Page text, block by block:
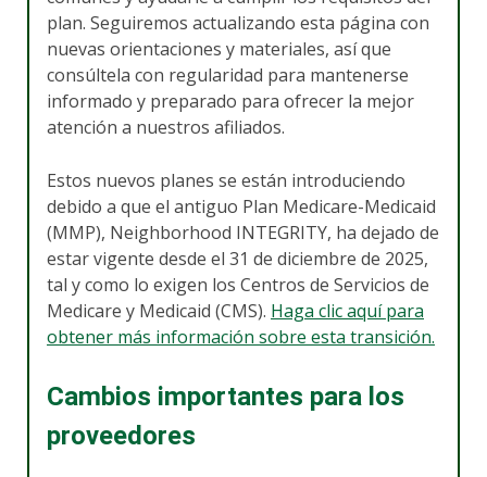
plan. Seguiremos actualizando esta página con
nuevas orientaciones y materiales, así que
consúltela con regularidad para mantenerse
informado y preparado para ofrecer la mejor
atención a nuestros afiliados.
Estos nuevos planes se están introduciendo
debido a que el antiguo Plan Medicare-Medicaid
(MMP), Neighborhood INTEGRITY, ha dejado de
estar vigente desde el 31 de diciembre de 2025,
tal y como lo exigen los Centros de Servicios de
Medicare y Medicaid (CMS). Haga clic aquí para
obtener más información sobre esta transición.
Cambios importantes para los
proveedores